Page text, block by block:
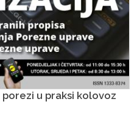
u praksi kolovoz